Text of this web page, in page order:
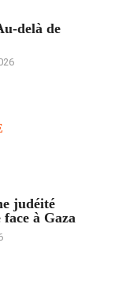
delà de
judéité
à Gaza